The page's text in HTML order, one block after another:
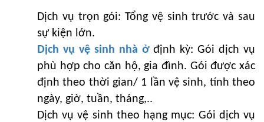
Dịch vụ trọn gói: Tổng vệ sinh trước và sau
sự kiện lớn.
Dịch vụ vệ sinh nhà ở định kỳ: Gói dịch vụ
phù hợp cho căn hộ, gia đình. Gói được xác
định theo thời gian/ 1 lần vệ sinh, tính theo
ngày, giờ, tuần, tháng,..
Dịch vụ vệ sinh theo hạng mục: Gói dịch vụ